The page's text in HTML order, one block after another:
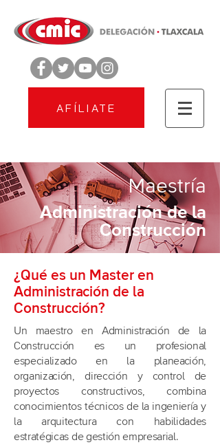
AFÍLIATE
Maestría
Administración de la
Construcción
¿Qué es un Master en
Administración de la
Construcción?
Un maestro en Administración de la
Construcción es un profesional
especializado en la planeación,
organización, dirección y control de
proyectos constructivos, combina
conocimientos técnicos de la ingeniería y
la arquitectura con habilidades
estratégicas de gestión empresarial.